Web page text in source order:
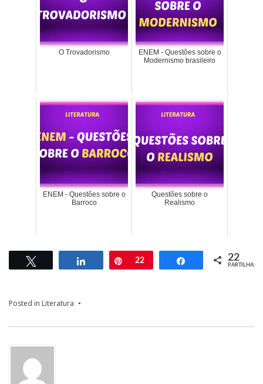
O Trovadorismo
ENEM - Questões sobre o
Modernismo brasileiro
ENEM - Questões sobre o
Barroco
Questões sobre o
Realismo
Partilhar Pin
22 Partilhar 22
PARTILHAS
Posted in Literatura